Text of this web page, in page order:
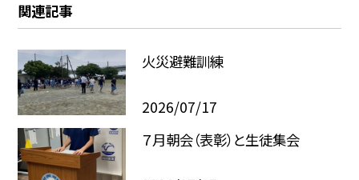
関連記事
火災避難訓練
2026/07/17
７月朝会（表彰）と生徒集会